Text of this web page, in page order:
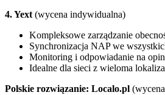
4. Yext (wycena indywidualna)
Kompleksowe zarządzanie
Synchronizacja NAP we
Monitoring i odpowiadanie na
Idealne dla sieci z wieloma
Polskie rozwiązanie: Localo.pl